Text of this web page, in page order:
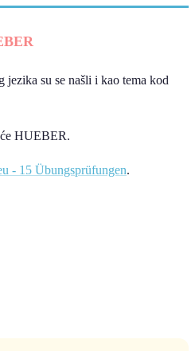
jezika su se našli i kao tema kod
HUEBER.
- 15 Übungsprüfungen.